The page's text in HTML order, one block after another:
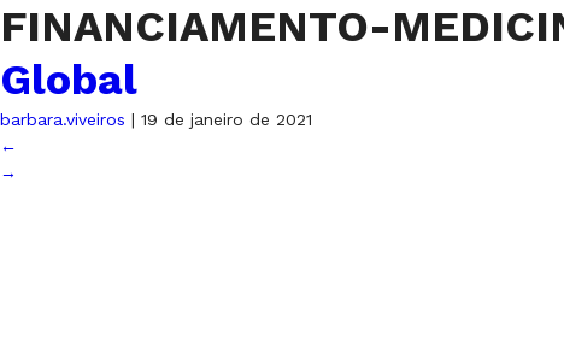
FINANCIAMENTO-
Global
barbara.viveiros | 19 de janeiro de 2021
←
→